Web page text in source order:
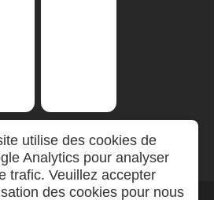
utilise des cookies de
Analytics pour analyser
trafic. Veuillez accepter
des cookies pour nous